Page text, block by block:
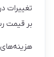
تغییرات
بر قیمت
هزینه‌های